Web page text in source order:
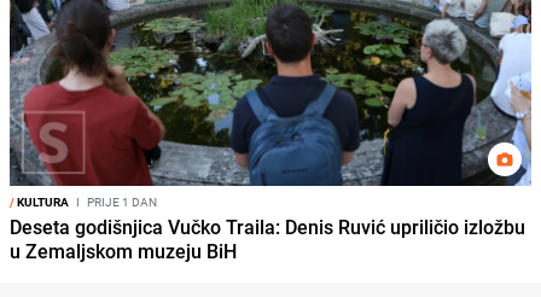
/KULTURA I PRIJE 1 DAN
Deseta godišnjica Vučko Traila: Denis Ruvić upriličio izložbu
u Zemaljskom muzeju BiH